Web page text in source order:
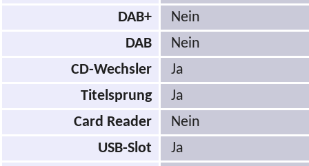
DAB+
Nein
DAB
Nein
CD-Wechsler
Ja
Titelsprung
Ja
Card Reader
Nein
USB-Slot
Ja